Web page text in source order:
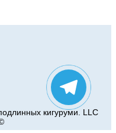
кигуруми. LLC